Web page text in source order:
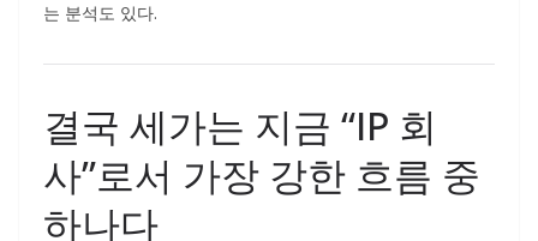
는 분석도 있다.
결국 세가는 지금 “IP 회
사”로서 가장 강한 흐름 중
하나다